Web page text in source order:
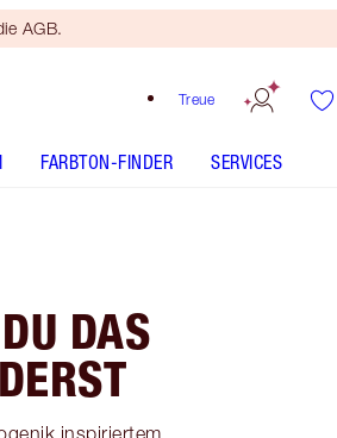
AGB.
Treue
FARBTON-FINDER SERVICES
DAS
inspiriertem